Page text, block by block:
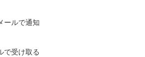
ールで通知
で受け取る